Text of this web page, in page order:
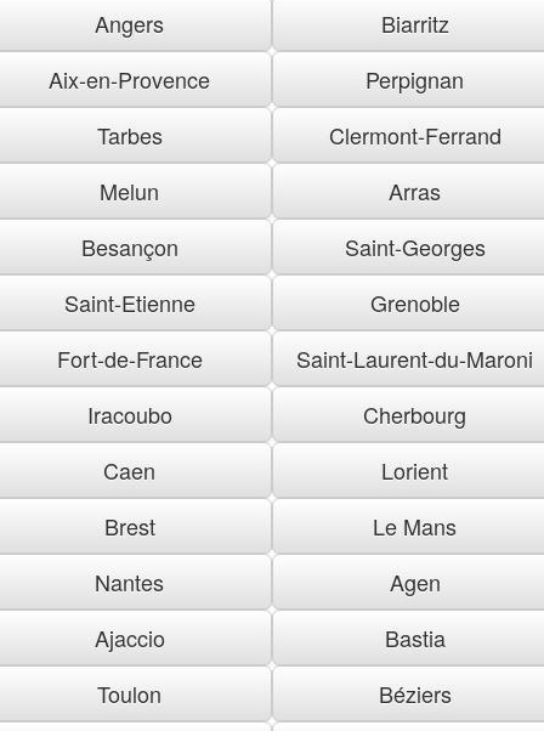
Angers
Biarritz
Aix-en-Provence
Perpignan
Tarbes
Clermont-Ferrand
Melun
Arras
Besançon
Saint-Georges
Saint-Etienne
Grenoble
Fort-de-France
Saint-Laurent-du-Maroni
Iracoubo
Cherbourg
Caen
Lorient
Brest
Le Mans
Nantes
Agen
Ajaccio
Bastia
Toulon
Béziers